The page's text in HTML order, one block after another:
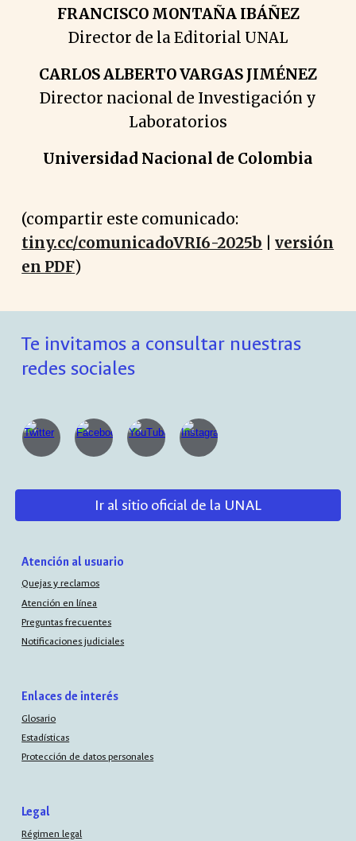
FRANCISCO MONTAÑA IBÁÑEZ
Director de la Editorial UNAL
CARLOS ALBERTO VARGAS JIMÉNEZ
Director nacional de Investigación y
Laboratorios
Universidad Nacional de Colombia
(compartir este comunicado:
tiny.cc/comunicadoVRI6-2025b
versión
en PDF)
Te invitamos a consultar nuestras
redes sociales
Ir al sitio oficial de la UNAL
Atención al usuario
Quejas y reclamos
Atención en línea
Preguntas frecuentes
Notificaciones judiciales
Enlaces de interés
Glosario
Estadísticas
Protección de datos personales
Legal
Régimen legal